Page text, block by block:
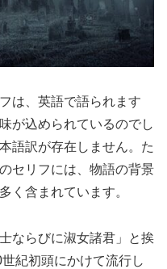
は、英語で語られます
が込められているのでし
語訳が存在しません。た
セリフには、物語の背景
く含まれています。
ならびに淑女諸君」と挨
紀初頭にかけて流行し